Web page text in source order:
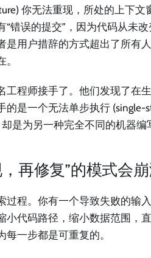
你无法重现，所处的上下
“错误的提交”，因为代码从未
是用户措辞的方式超出了所有
工程师接手了。他们发现了在
的是一个无法单步执行 (single-
是为另一种完全不同的机器编
再修复”的模式会
过程。你有一个导致失败的输
小代码路径，缩小数据范围，
一步都是可重复的。